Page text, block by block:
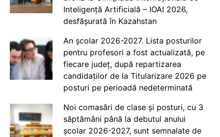
Inteligență Artificială – IOAI 2026,
desfășurată în Kazahstan
An școlar 2026-2027. Lista posturilor
pentru profesori a fost actualizată, pe
fiecare județ, după repartizarea
candidaților de la Titularizare 2026 pe
posturi pe perioadă nedeterminată
Noi comasări de clase și posturi, cu 3
săptămâni până la debutul anului
școlar 2026-2027, sunt semnalate de